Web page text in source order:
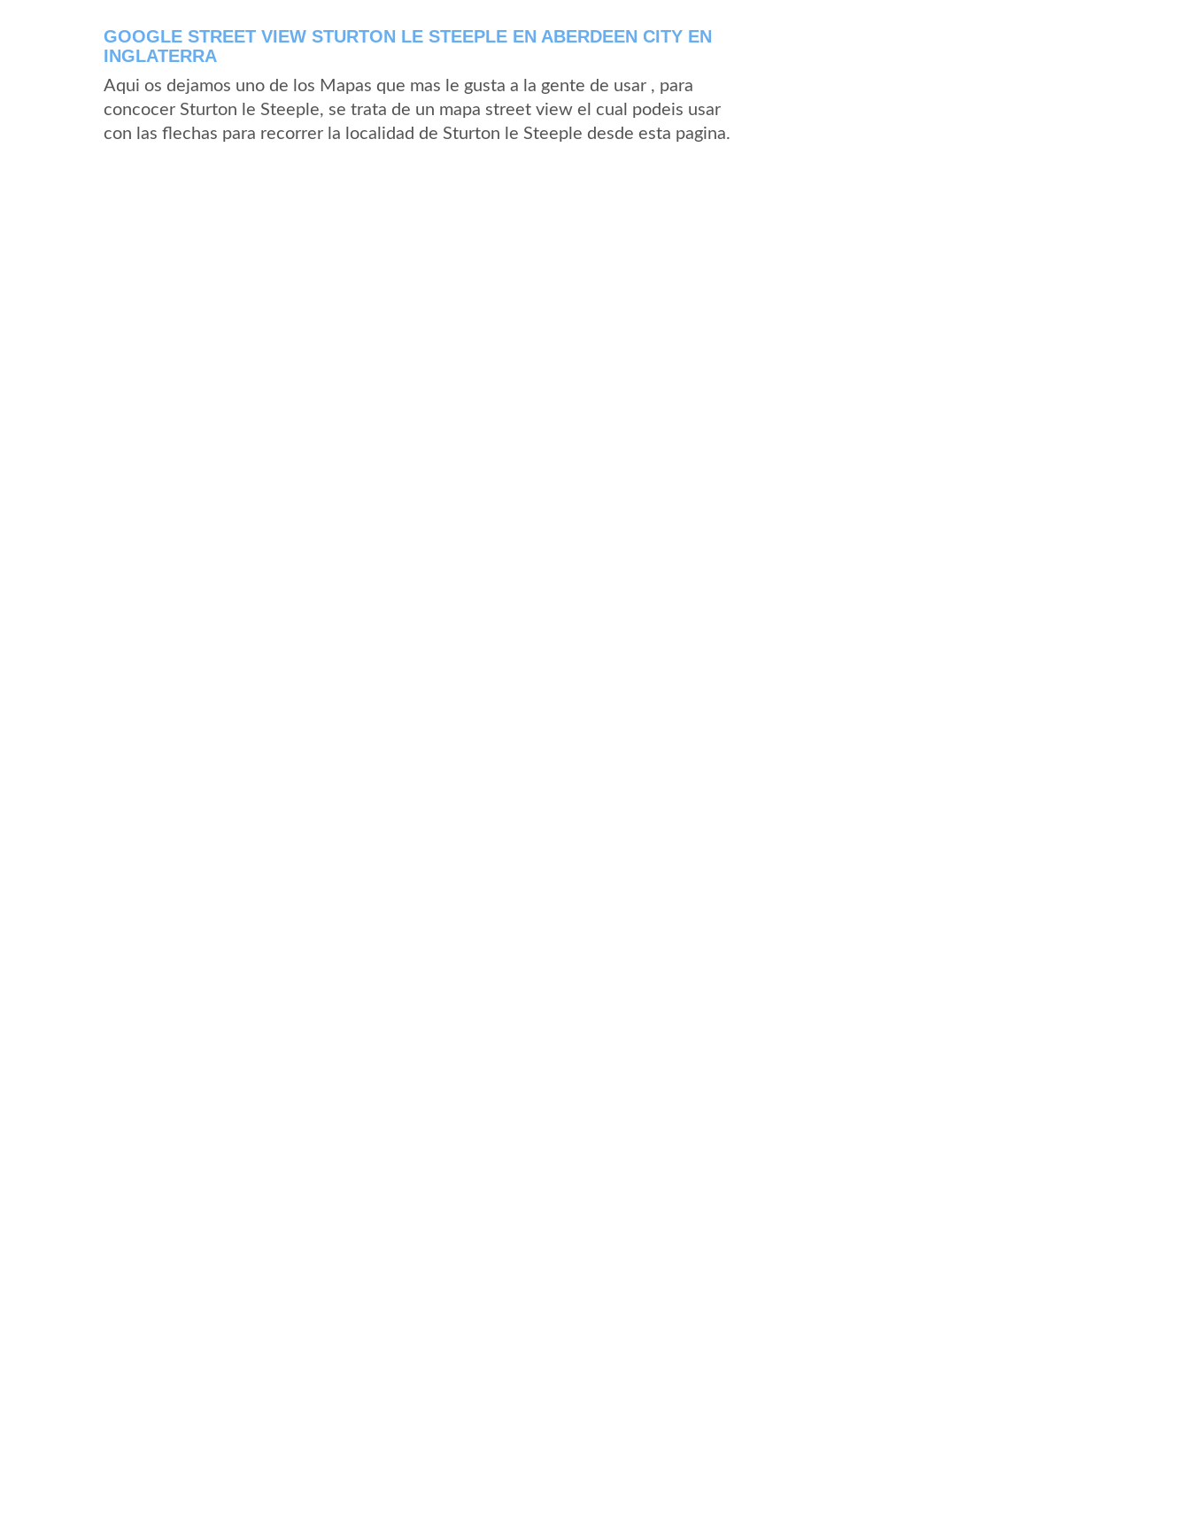
GOOGLE STREET VIEW STURTON LE STEEPLE EN ABERDEEN CITY EN
INGLATERRA
Aqui os dejamos uno de los Mapas que mas le gusta a la gente de usar , para
concocer Sturton le Steeple, se trata de un mapa street view el cual podeis usar
con las flechas para recorrer la localidad de Sturton le Steeple desde esta pagina.